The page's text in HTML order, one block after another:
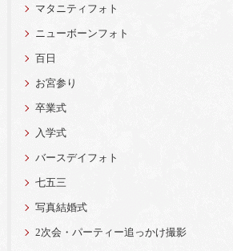
マタニティフォト
ニューボーンフォト
百日
お宮参り
卒業式
入学式
バースデイフォト
七五三
写真結婚式
2次会・パーティー追っかけ撮影